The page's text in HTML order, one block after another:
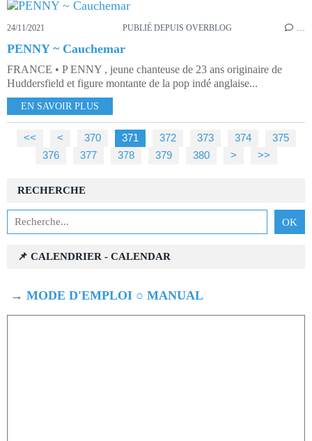
24/11/2021 PUBLIÉ DEPUIS OVERBLOG …
PENNY ~ Cauchemar
FRANCE • P ENNY , jeune chanteuse de 23 ans originaire de
Huddersfield et figure montante de la pop indé anglaise...
EN SAVOIR PLUS
<< < 300
310
320
330
340
350
360
370 371 372 373 374
375
376
377 378 379 380 390
400
500
> >>
RECHERCHE
📌 CALENDRIER - CALENDAR
→ MODE D'EMPLOI ○ MANUAL